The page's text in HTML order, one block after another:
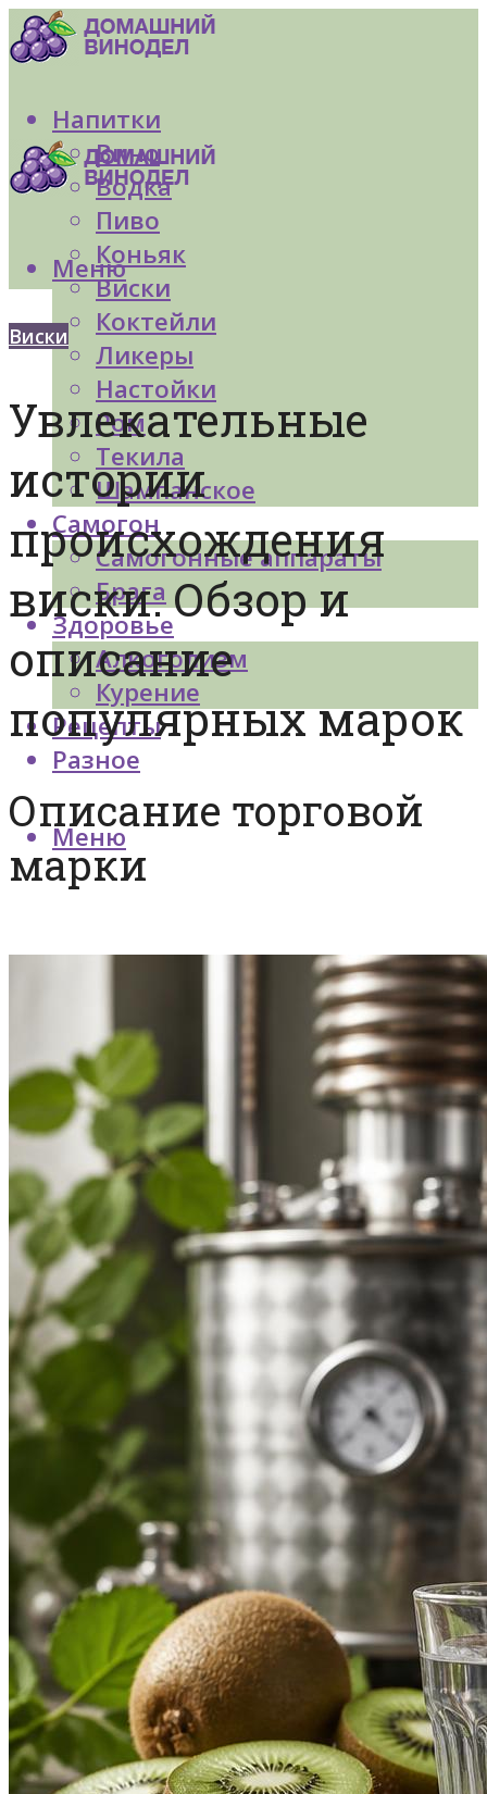
Напитки
Вино
Водка
Пиво
Коньяк
Виски
Коктейли
Ликеры
Настойки
Ром
Текила
Шампанское
Самогон
Самогонные аппараты
Брага
Здоровье
Алкоголизм
Курение
Рецепты
Разное
Меню
Меню
Виски
Увлекательные
истории
происхождения
виски. Обзор и
описание
популярных марок
Описание торговой
марки